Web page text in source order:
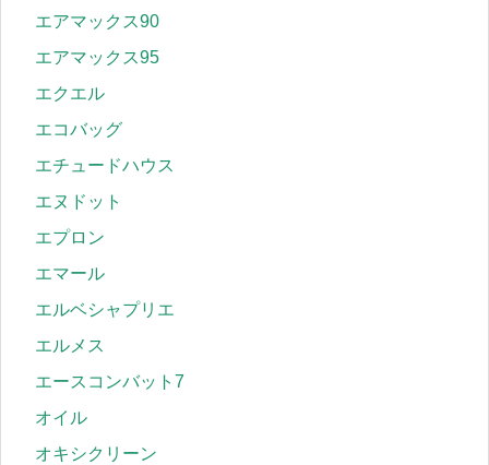
エアマックス90
エアマックス95
エクエル
エコバッグ
エチュードハウス
エヌドット
エプロン
エマール
エルベシャプリエ
エルメス
エースコンバット7
オイル
オキシクリーン